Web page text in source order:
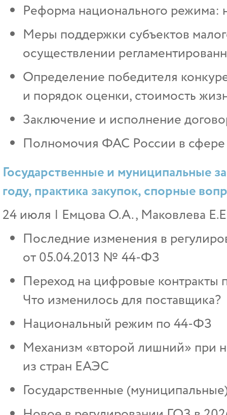
Реформа национального режима:
Меры поддержки субъектов
осуществлении
Определение победителя
и порядок оценки, стоимость
Заключение и исполнение
Полномочия ФАС России в сфере
Государственные и муниципальные
году, практика закупок, спорные
24 июля | Емцова О.А., Маковлева
Последние изменения в
от 05.04.2013 № 44‑ФЗ
Переход на цифровые контракты
Что изменилось для поставщика?
Национальный режим по 44-ФЗ
Механизм «второй лишний» при
из стран ЕАЭС
Государственные